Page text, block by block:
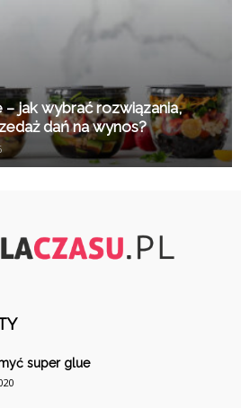
jak wybrać rozwiązania,
dań na wynos?
super glue